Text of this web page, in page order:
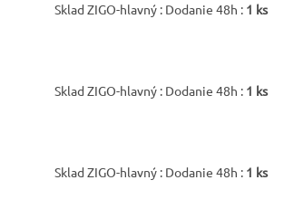
Sklad ZIGO-hlavný : Dodanie 48h : 1 ks
Sklad ZIGO-hlavný : Dodanie 48h : 1 ks
Sklad ZIGO-hlavný : Dodanie 48h : 1 ks